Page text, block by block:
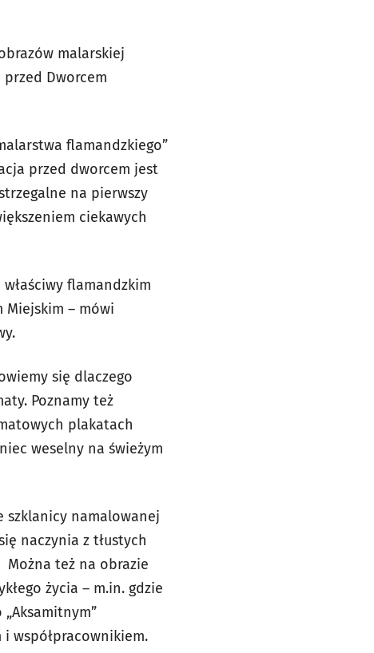
malarskiej
Dworcem
flamandzkiego”
przed dworcem jest
na pierwszy
ciekawych
flamandzkim
– mówi
się dlaczego
Poznamy też
plakatach
weselny na świeżym
szklanicy namalowanej
naczynia z tłustych
Można też na obrazie
życia – m.in. gdzie
współpracownikiem.